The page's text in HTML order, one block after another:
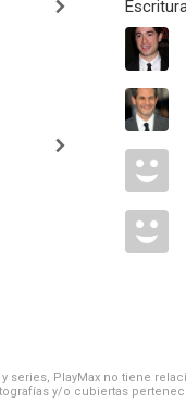
series, PlayMax no tiene
y/o cubiertas